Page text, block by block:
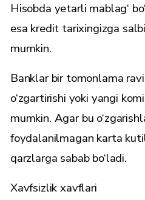
Hisobda yetarli mablag‘
esa kredit tarixingizga
mumkin.
Banklar bir tomonlama
o‘zgartirishi yoki yangi
mumkin. Agar bu
foydalanilmagan karta
qarzlarga sabab bo‘ladi.
Xavfsizlik xavflari